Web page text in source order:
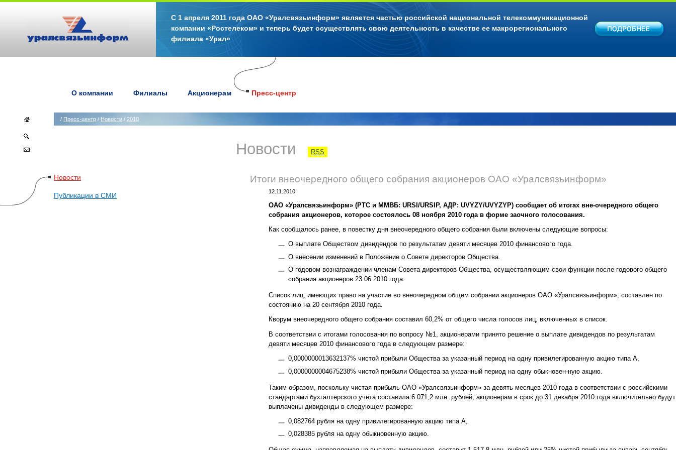
С 1 апреля 2011 года ОАО «Уралсвязьинформ» является частью российской национальной телекоммуникационной
компании «Ростелеком» и теперь будет осуществлять свою деятельность в качестве ее макрорегионального
филиала «Урал»
О компании Филиалы Акционерам Пресс-центр
/ Пресс-центр / Новости / 2010
Новости
Публикации в СМИ
Новости RSS
Итоги внеочередного общего собрания акционеров ОАО «Уралсвязьинформ»
12.11.2010
ОАО «Уралсвязьинформ» (РТС и ММВБ: URSI/URSIP, АДР: UVYZY/UVYZYP) сообщает об итогах вне-очередного общего
собрания акционеров, которое состоялось 08 ноября 2010 года в форме заочного голосования.
Как сообщалось ранее, в повестку дня внеочередного общего собрания были включены следующие вопросы:
О выплате Обществом дивидендов по результатам девяти месяцев 2010 финансового года.
О внесении изменений в Положение о Совете директоров Общества.
О годовом вознаграждении членам Совета директоров Общества, осуществляющим свои функции после годового общего
собрания акционеров 23.06.2010 года.
Список лиц, имеющих право на участие во внеочередном общем собрании акционеров ОАО «Уралсвязьинформ», составлен по
состоянию на 20 сентября 2010 года.
Кворум внеочередного общего собрания составил 60,2% от общего числа голосов лиц, включенных в список.
В соответствии с итогами голосования по вопросу №1, акционерами принято решение о выплате дивидендов по результатам
девяти месяцев 2010 финансового года в следующем размере:
0,0000000013632137% чистой прибыли Общества за указанный период на одну привилегированную акцию типа А,
0,0000000004675238% чистой прибыли Общества за указанный период на одну обыкновен-ную акцию.
Таким образом, поскольку чистая прибыль ОАО «Уралсвязьинформ» за девять месяцев 2010 года в соответствии с российскими
стандартами бухгалтерского учета составила 6 071,2 млн. рублей, акционерам в срок до 31 декабря 2010 года включительно будут
выплачены дивиденды в следующем размере:
0,082764 рубля на одну привилегированную акцию типа А,
0,028385 рубля на одну обыкновенную акцию.